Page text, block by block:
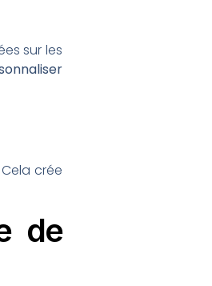
sur les
crée
de